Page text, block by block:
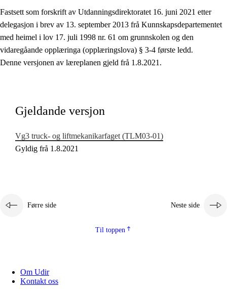
Fagrelevans og sentrale verdiar
Grunnleggjande ferdigheiter
Fastsett som forskrift av Utdanningsdirektoratet 16. juni 2021 etter
delegasjon i brev av 13. september 2013 frå Kunnskapsdepartementet
med heimel i lov 17. juli 1998 nr. 61 om grunnskolen og den
vidaregåande opplæringa (opplæringslova) § 3-4 første ledd.
Denne versjonen av læreplanen gjeld frå 1.8.2021.
Gjeldande versjon
Vg3 truck- og liftmekanikarfaget (TLM03‑01)
Gyldig frå 1.8.2021
Førre side Neste side
Til toppen
Om Udir
Kontakt oss